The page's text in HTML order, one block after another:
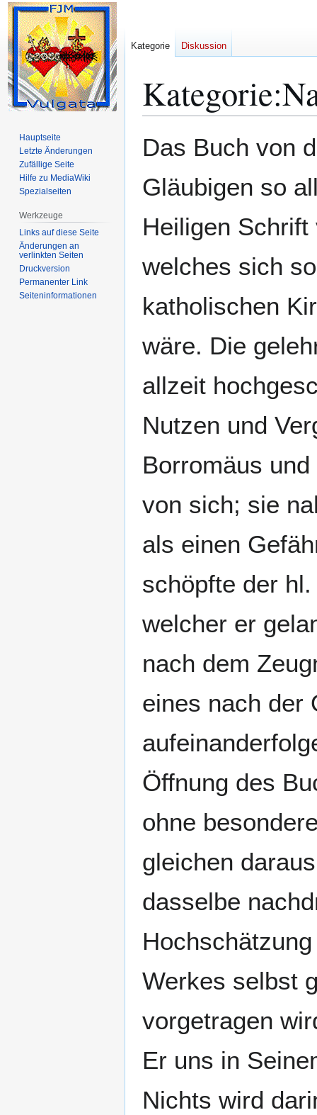
Kategorie:
Navigation
Suche
Das Buch von
Gläubigen so
Heiligen
welches sich
katholischen
wäre. Die
allzeit
Nutzen und
Borromäus
von sich; sie
als einen
schöpfte der
welcher er
nach dem
eines nach der
Öffnung des
ohne
gleichen
dasselbe
Werkes selbst
vorgetragen
Er uns in
Nichts wird
Kategorie Diskussion
Hauptseite
Letzte Änderungen
Zufällige Seite
Hilfe zu MediaWiki
Spezialseiten
Werkzeuge
Links auf diese Seite
Änderungen an
verlinkten Seiten
Druckversion
Permanenter Link
Seiten­­informationen